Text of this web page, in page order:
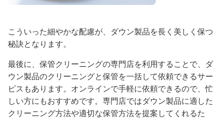
こういった細やかな配慮が、ダウン製品を長く美しく保つ
秘訣となります。
最後に、保管クリーニングの専門店を利用することで、ダ
ウン製品のクリーニングと保管を一括して依頼できるサー
ビスもあります。オンラインで手軽に依頼できるので、忙
しい方にもおすすめです。専門店ではダウン製品に適した
クリーニング方法や適切な保管方法を提案してくれるた